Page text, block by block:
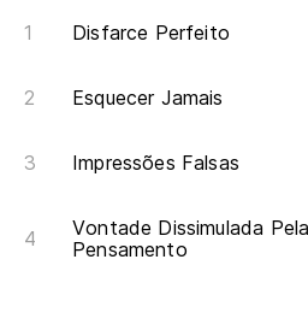
Disfarce Perfeito
Esquecer Jamais
Impressões Falsas
Vontade Dissimulada
Pensamento